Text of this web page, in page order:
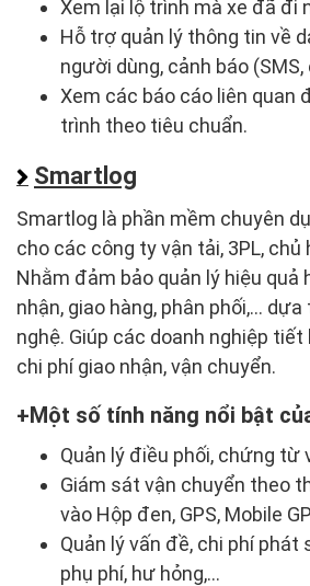
Xem lại lộ trình mà xe đã đi
Hỗ trợ quản lý thông tin về
người dùng, cảnh báo (SMS,
Xem các báo cáo liên quan
trình theo tiêu chuẩn.
Smartlog
Smartlog là phần mềm chuyên
cho các công ty vận tải, 3PL, chủ
Nhằm đảm bảo quản lý hiệu quả
nhận, giao hàng, phân phối,…
nghệ. Giúp các doanh nghiệp
chi phí giao nhận, vận chuyển.
Một số tính năng nổi bật
Quản lý điều phối, chứng từ
Giám sát vận chuyển theo
vào Hộp đen, GPS, Mobile
Quản lý vấn đề, chi phí phát
phụ phí, hư hỏng,…